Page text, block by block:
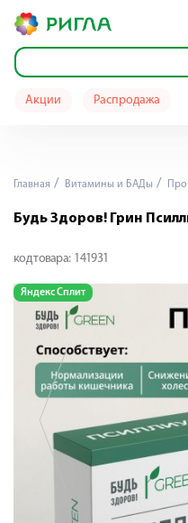
Акции Распродажа
Главная Витамины и БАДы
Будь Здоров! Грин
код товара: 141931
Яндекс Сплит